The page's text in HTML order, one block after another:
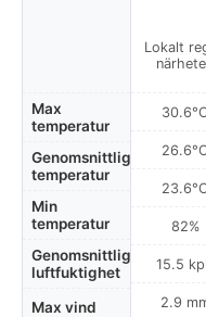
Max
temperatur
Genomsnittlig
temperatur
Min
temperatur
Genomsnittlig
luftfuktighet
Max vind
Lokalt
82%
15.5
2.9